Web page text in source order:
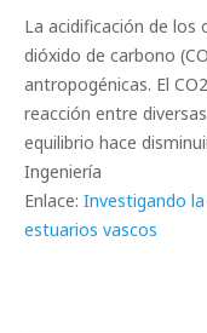
La acidificación de los
dióxido de carbono
antropogénicas. El
reacción entre
equilibrio hace
Ingeniería
Enlace: Investigando
estuarios vascos